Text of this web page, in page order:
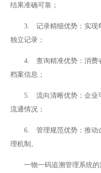
结果准确可靠；
3. 记录精细优势：实现
独立记录；
4. 查询精准优势：消费
档案信息；
5. 流向清晰优势：企业
流通情况；
6. 管理规范优势：推动
理机制。
一物一码追溯管理系统